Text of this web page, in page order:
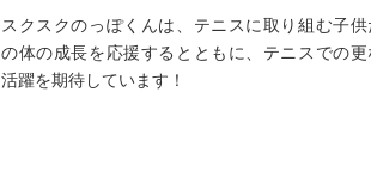
スクスクのっぽくんは、テニスに取り組む子供
の体の成長を応援するとともに、テニスでの更
活躍を期待しています！